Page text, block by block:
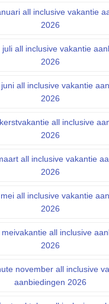
all inclusive vakantie
2026
all inclusive vakantie
2026
all inclusive vakantie
2026
all inclusive
2026
all inclusive vakantie
2026
all inclusive vakantie
2026
all inclusive
2026
november all inclusive
aanbiedingen 2026